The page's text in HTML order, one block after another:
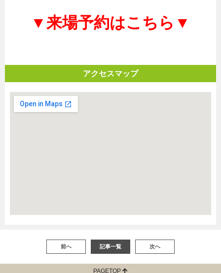
▼来場予約はこちら▼
アクセスマップ
前へ 記事一覧 次へ
PAGETOP